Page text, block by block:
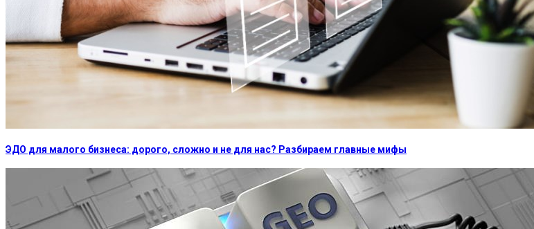
ЭДО для малого бизнеса: дорого, сложно и не для нас? Разбираем главные мифы